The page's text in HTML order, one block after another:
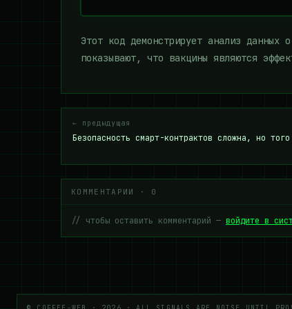
Этот код демонстрирует анализ данных
показывают, что вакцины являются
← предыдущая
Безопасность смарт-контрактов сложна, но
КОММЕНТАРИИ · 0
// чтобы оставить комментарий — войдите в